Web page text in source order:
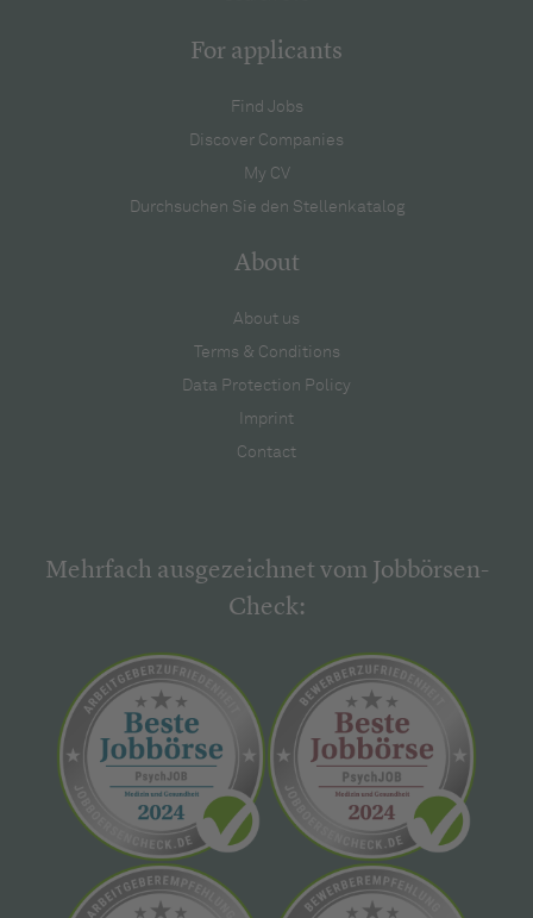
For applicants
Find Jobs
Discover Companies
My CV
Durchsuchen Sie den Stellenkatalog
About
About us
Terms & Conditions
Data Protection Policy
Imprint
Contact
Mehrfach ausgezeichnet vom Jobbörsen-
Check: